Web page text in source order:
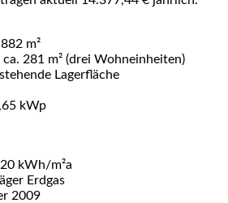
m²
281 m² (drei Wohneinheiten)
Lagerfläche
kWp
kWh/m²a
Erdgas
2009